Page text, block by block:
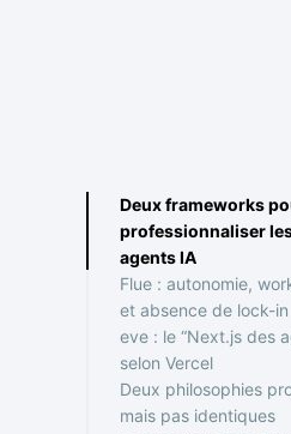
Deux frameworks
professionnaliser
agents IA
Flue : autonomie,
et absence de lock-in
eve : le “Next.js des
selon Vercel
Deux philosophies
mais pas identiques